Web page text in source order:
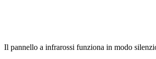
Il pannello a infrarossi funziona in modo